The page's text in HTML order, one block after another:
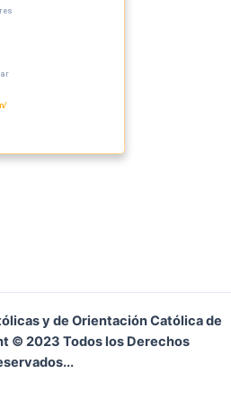
y de Orientación Católica de
© 2023 Todos los Derechos